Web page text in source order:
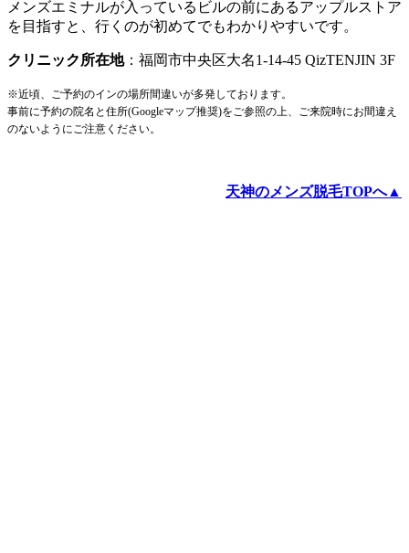
メンズエミナルが入っているビルの前にあるアップルストア
を目指すと、行くのが初めてでもわかりやすいです。
クリニック所在地：福岡市中央区大名1-14-45 QizTENJIN 3F
※近頃、ご予約のインの場所間違いが多発しております。
事前に予約の院名と住所(Googleマップ推奨)をご参照の上、ご来院時にお間違え
のないようにご注意ください。
天神のメンズ脱毛TOPへ▲